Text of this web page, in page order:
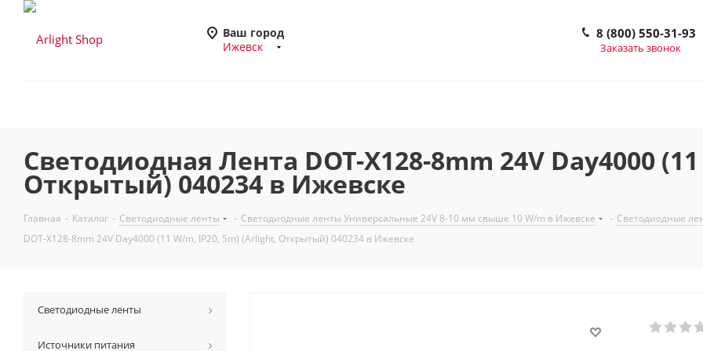
Ваш город
Ижевск
8 (800) 550-31-93
Заказать звонок
Светодиодная Лента DOT-X128-8mm 24V Day4000
Открытый) 040234 в Ижевске
Главная - Каталог - Светодиодные ленты - Светодиодные ленты Универсальные 24V 8-10 мм свыше 10 W/m в Ижевске - Светодиодные
DOT-X128-8mm 24V Day4000 (11 W/m, IP20, 5m) (Arlight, Открытый) 040234 в Ижевске
Светодиодные ленты
Источники питания